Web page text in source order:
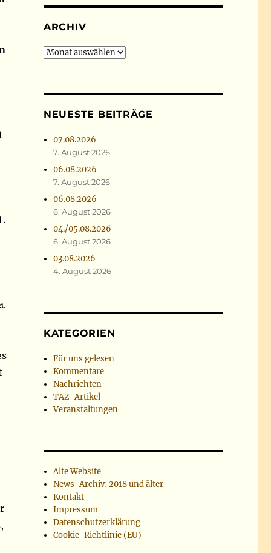
ARCHIV
Archiv
NEUESTE BEITRÄGE
07.08.2026
7. August 2026
06.08.2026
7. August 2026
06.08.2026
6. August 2026
04./05.08.2026
6. August 2026
03.08.2026
4. August 2026
KATEGORIEN
Für uns gelesen
Kommentare
Nachrichten
TAZ-Artikel
Veranstaltungen
Alte Website
News-Archiv: 2018 und älter
Kontakt
Impressum
Datenschutzerklärung
Cookie-Richtlinie (EU)